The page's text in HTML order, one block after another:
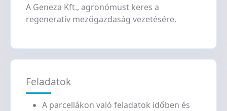
A Geneza Kft., agronómust keres a
regeneratív mezőgazdaság vezetésére.
Feladatok
A parcellákon való feladatok időben és